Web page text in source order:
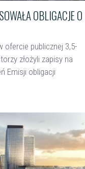
OBLIGACJE O
ofercie publicznej 3,5-
złożyli zapisy na
Emisji obligacji